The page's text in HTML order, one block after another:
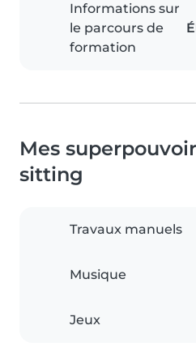
Informations sur
le parcours de
formation
Mes
sitting
Travaux manuels
Musique
Jeux